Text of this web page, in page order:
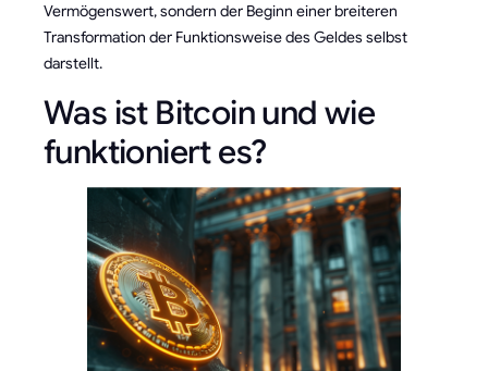
Vermögenswert, sondern der Beginn einer breiteren
Transformation der Funktionsweise des Geldes selbst
darstellt.
Was ist Bitcoin und wie
funktioniert es?